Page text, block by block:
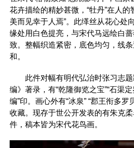
花卉描绘的精妙甚微，“牡丹”在人的
美而见幸于人焉”。此缂丝从花心处
缘处用白色提亮，与宋代马远绘白
致。整幅织造紧密，底色均匀，线
和。
此件对幅有明代弘治时张习志题
编》著录，有“乾隆御览之宝”“石渠定
编”印。画心外有“冰泉” “郡王衔多罗
收藏。现存于世公开发表的有朱克
件，稿本皆为宋代花鸟画。